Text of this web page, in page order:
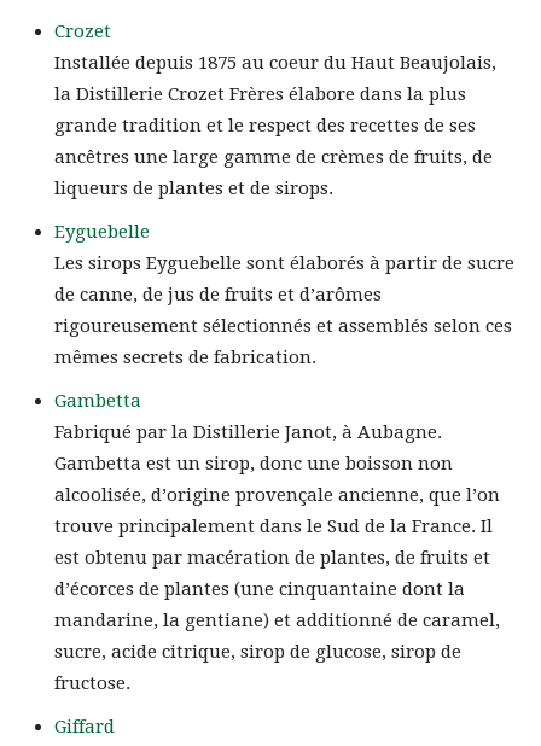
Crozet
Installée depuis 1875 au coeur du Haut Beaujolais,
la Distillerie Crozet Frères élabore dans la plus
grande tradition et le respect des recettes de ses
ancêtres une large gamme de crèmes de fruits, de
liqueurs de plantes et de sirops.
Eyguebelle
Les sirops Eyguebelle sont élaborés à partir de sucre
de canne, de jus de fruits et d’arômes
rigoureusement sélectionnés et assemblés selon ces
mêmes secrets de fabrication.
Gambetta
Fabriqué par la Distillerie Janot, à Aubagne.
Gambetta est un sirop, donc une boisson non
alcoolisée, d’origine provençale ancienne, que l’on
trouve principalement dans le Sud de la France. Il
est obtenu par macération de plantes, de fruits et
d’écorces de plantes (une cinquantaine dont la
mandarine, la gentiane) et additionné de caramel,
sucre, acide citrique, sirop de glucose, sirop de
fructose.
Giffard